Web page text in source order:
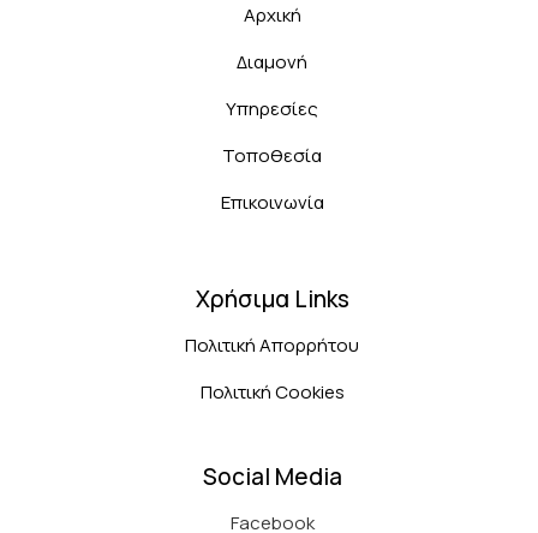
Αρχική
Διαμονή
Υπηρεσίες
Τοποθεσία
Επικοινωνία
Χρήσιμα Links
Πολιτική Απορρήτου
Πολιτική Cookies
Social Media
Facebook